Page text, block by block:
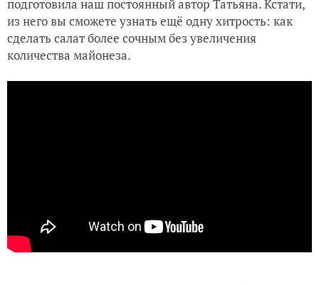
подготовила наш постоянный автор Татьяна. Кстати,
из него вы сможете узнать ещё одну хитрость: как
сделать салат более сочным без увеличения
количества майонеза.